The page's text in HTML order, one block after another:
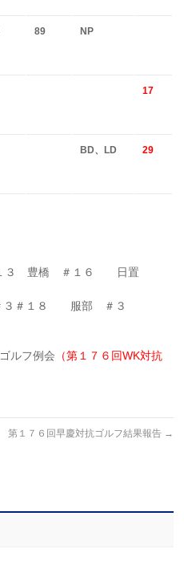
89 NP
17
BD、LD 29
３ 豊橋 ＃１６ 日置
＃１８ 服部 ＃３
ルフ例会 （第１７６回WK対抗
第１７６回早慶対抗ゴルフ結果報告 →